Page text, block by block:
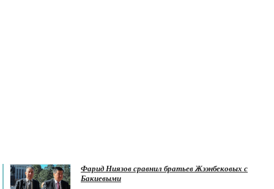
Фарид Ниязов сравнил братьев Жээнбековых с
Бакиевыми